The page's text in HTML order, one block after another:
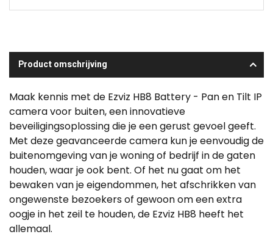
Product omschrijving
Maak kennis met de Ezviz HB8 Battery - Pan en Tilt IP
camera voor buiten, een innovatieve
beveiligingsoplossing die je een gerust gevoel geeft.
Met deze geavanceerde camera kun je eenvoudig de
buitenomgeving van je woning of bedrijf in de gaten
houden, waar je ook bent. Of het nu gaat om het
bewaken van je eigendommen, het afschrikken van
ongewenste bezoekers of gewoon om een extra
oogje in het zeil te houden, de Ezviz HB8 heeft het
allemaal.